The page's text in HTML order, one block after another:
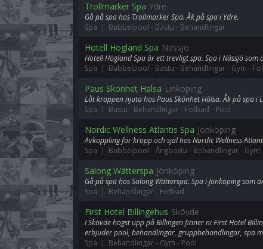
Trollmarker Spa Ydre
Gå på spa hos Trollmarker Spa. Åk på spa i Ydre.
Spa | Bubbelpool - Bastu - Behandlingar
Hotell Högland Spa Nässjö
Hotell Högland Spa är ett trevligt spa. Spa i Nässjö som
Spa | Bubbelpool - Bastu - Behandlingar- Gym -
Paus Skönhet Hälsa Linköping
Låt kroppen njuta hos Paus Skönhet Hälsa. Åk på spa i
Spa | Bastu - Behandlingar- Fotbad - Pool
Nordic Wellness Atlantis Spa Jönköping
Avkoppling för kropp och själ hos Nordic Wellness
Spa | Bubbelpool - Ångbastu - Behandlingar- Gym -
Salong Wätterspa Jönköping
Gå på spa hos Salong Wätterspa. Spa i Jönköping som
Spa | Behandlingar- Fotbad
First Hotel Billingehus Skövde
I Skövde högst upp på Billingen finner ni First Hotel
erbjuder pool, behandlingar, gruppbehandlingar, spa
Spa | Behandlingar- Gym - Pool